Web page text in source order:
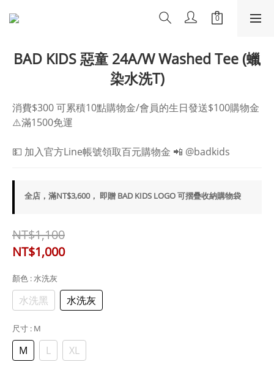
BAD KIDS 惡童 24A/W Washed Tee (蠟
染水洗T)
消費$300 可累積10點購物金/會員的生日發送$100購物金
⚠️滿1500免運
💵 加入官方Line帳號領取百元購物金 📲 @badkids
全店，滿NT$3,600， 即贈 BAD KIDS LOGO 可摺疊收納購物袋
NT$1,100
NT$1,000
顏色 : 水洗灰
水洗黑 水洗灰
尺寸 : M
M L XL